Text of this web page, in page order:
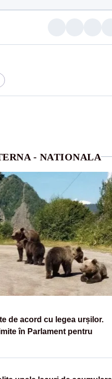
- NATIONALA
de acord cu legea urșilor.
în Parlament pentru